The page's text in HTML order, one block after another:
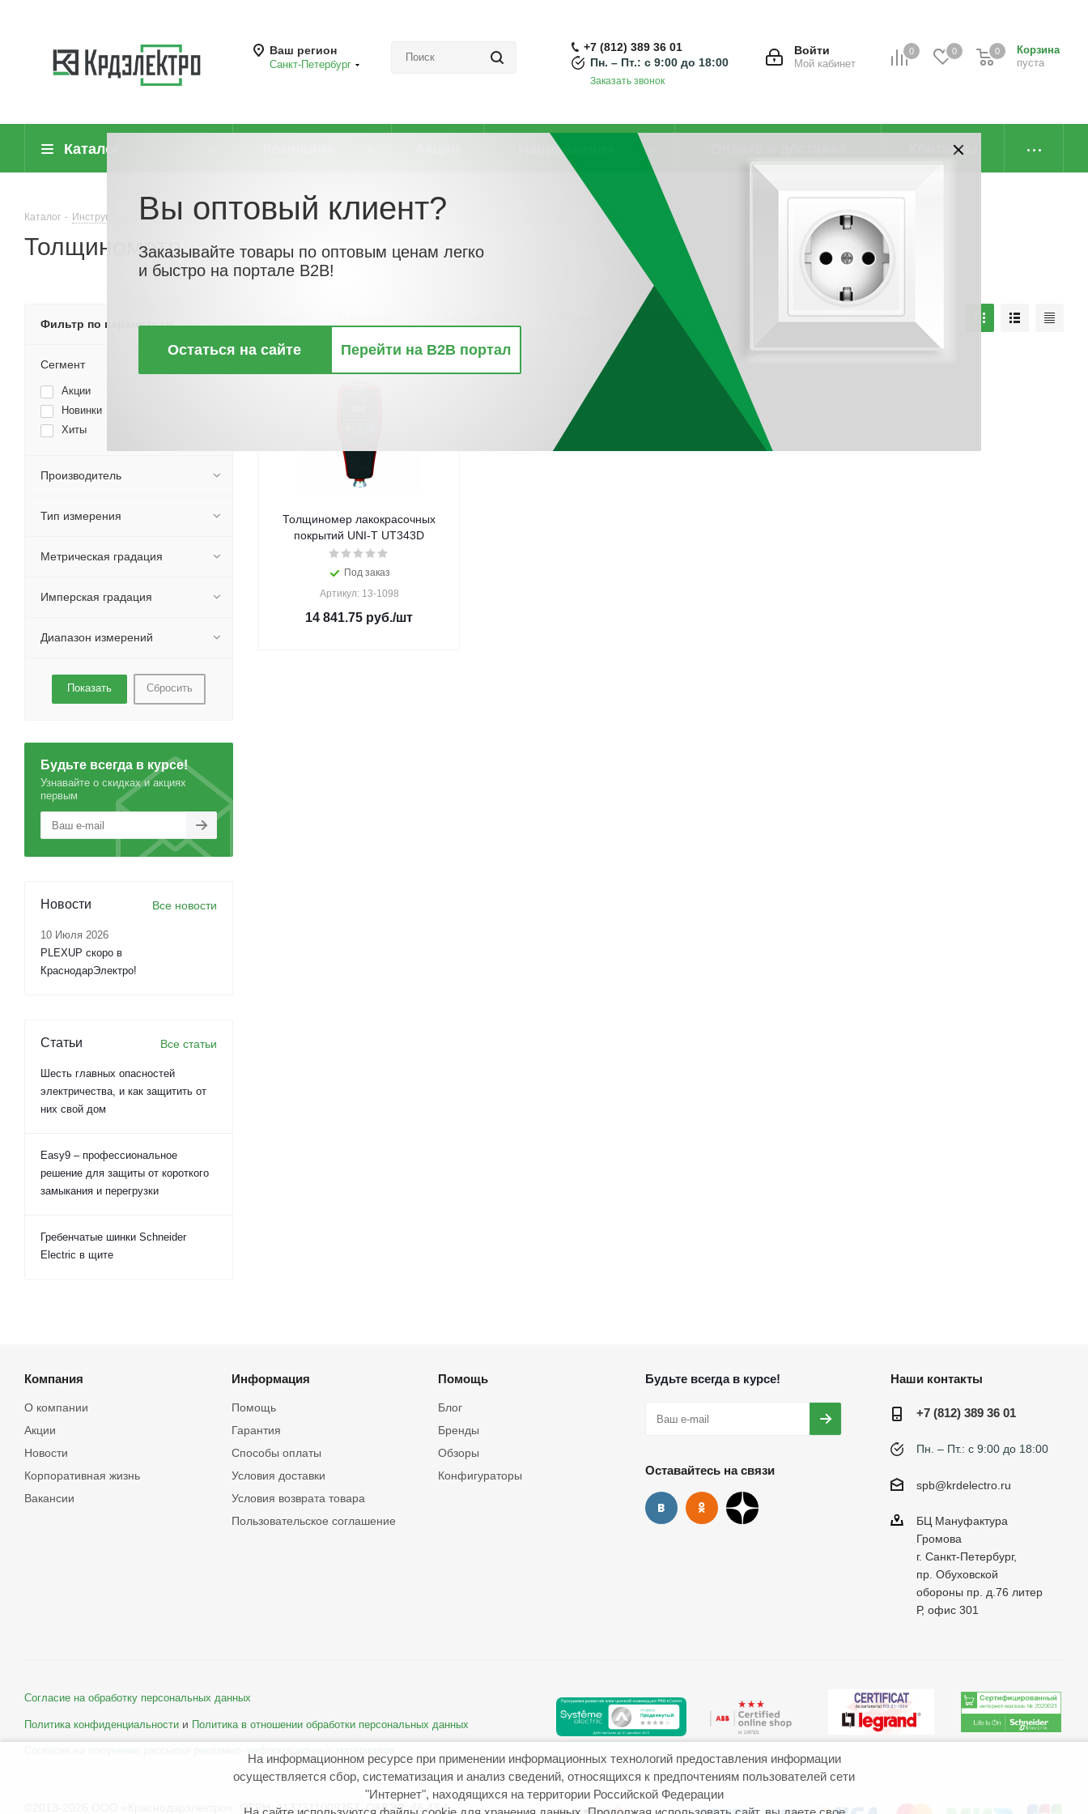
Ваш регион
Санкт-Петербург
0 0
Корзина
пуста
0
Войти
Мой кабинет
+7 (812) 389 36 01
Пн. – Пт.: с 9:00 до 18:00
Заказать звонок
Каталог Направления Контакты
Каталог - Инструмент, измерительные приборы и средства защиты - Измерительные приборы и тестеры Толщинометр
Толщинометр
По цене По наличию
Толщиномер лакокрасочныx
покрытий UNI-T UT343D
Под заказ
Артикул: 13-1098
14 841.75 руб./шт
Фильтр по параметрам
Сегмент
Акции
Новинки
Хиты
Производитель
Тип измерения
Метрическая градация
Имперская градация
Диапазон измерений
Сбросить
Будьте всегда в курсе!
Узнавайте о скидках и акциях
первым
Новости Все новости
10 Июля 2026
PLEXUP скоро в
КраснодарЭлектро!
Статьи Все статьи
Шесть главных опасностей
электричества, и как защитить от
них свой дом
Easy9 – профессиональное
решение для защиты от короткого
замыкания и перегрузки
Гребенчатые шинки Schneider
Electric в щите
Компания
О компании
Акции
Новости
Корпоративная жизнь
Вакансии
Информация
Помощь
Гарантия
Способы оплаты
Условия доставки
Условия возврата товара
Пользовательское соглашение
Помощь
Блог
Бренды
Обзоры
Конфигураторы
Будьте всегда в курсе!
Оставайтесь на связи
Наши контакты
+7 (812) 389 36 01
Пн. – Пт.: с 9:00 до 18:00
spb@krdelectro.ru
БЦ Мануфактура
Громова
г. Санкт-Петербург,
пр. Обуховской
обороны пр. д.76 литер
Р, офис 301
Согласие на обработку персональных данных
Политика конфиденциальности и Политика в отношении обработки персональных данных
©2013-2026 ООО «Краснодарэлектро» ОГРН: 1132311009357 ОКВЭД: 46.43.1
На информационном ресурсе при применении информационных технологий предоставления информации
осуществляется сбор, систематизация и анализ сведений, относящихся к предпочтениям пользователей сети
"Интернет", находящихся на территории Российской Федерации
Вы оптовый клиент?
Заказывайте товары по оптовым ценам легко
и быстро на портале B2B!
Остаться на сайте Перейти на B2B портал